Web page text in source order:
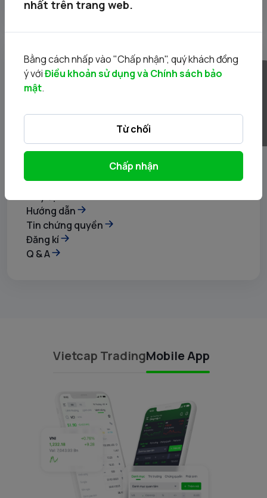
Chứng quyền đảm bảo
Giúp quý khách đầu tư vào các cổ phiếu ưa thích
dù là với số tiền nhỏ.
Hướng dẫn
Tin chứng quyền
Đăng kí
Q & A
Vietcap TradingMobile App
nhất trên trang web.
Bằng cách nhấp vào "Chấp nhận", quý khách đồng
ý vớiĐiều khoản sử dụng và Chính sách bảo
mật.
Từ chối
Chấp nhận